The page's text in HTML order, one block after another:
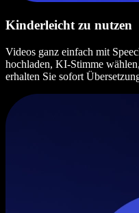
Kinderleicht zu nutzen
Videos ganz einfach mit
hochladen, KI-Stimme
erhalten Sie sofort